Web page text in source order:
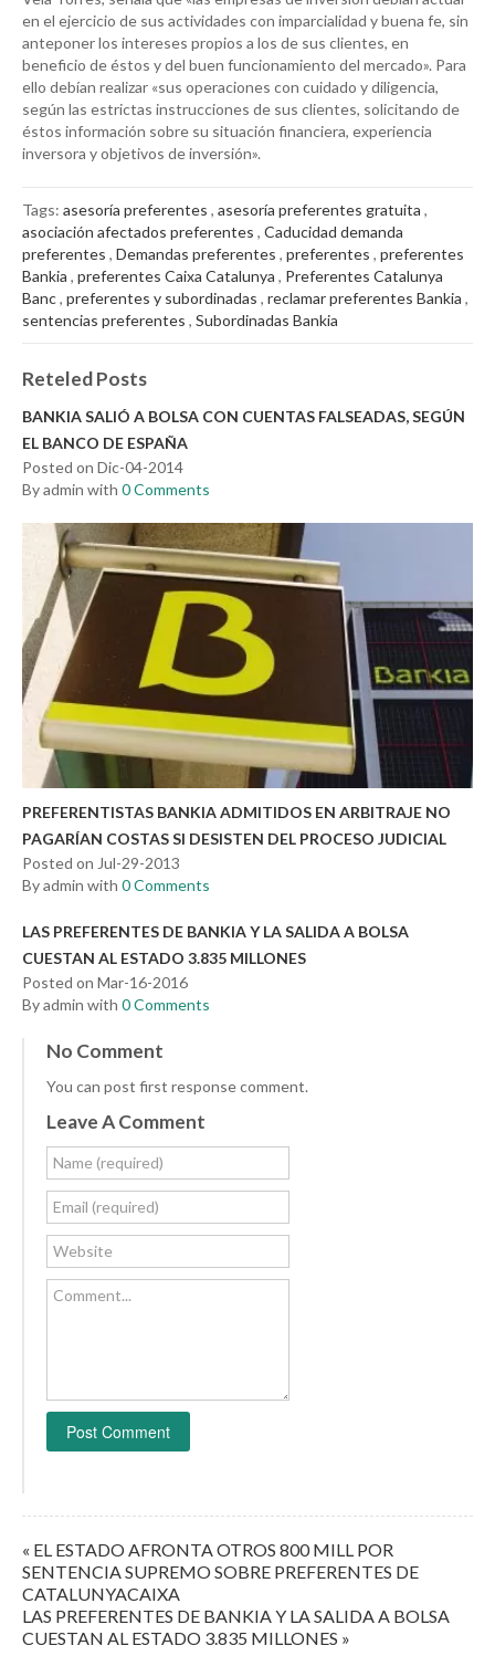
en el ejercicio de sus actividades con imparcialidad y buena fe, sin
anteponer los intereses propios a los de sus clientes, en
beneficio de éstos y del buen funcionamiento del mercado». Para
ello debían realizar «sus operaciones con cuidado y diligencia,
según las estrictas instrucciones de sus clientes, solicitando de
éstos información sobre su situación financiera, experiencia
inversora y objetivos de inversión».
Tags: asesoría preferentes , asesoría preferentes gratuita ,
asociación afectados preferentes , Caducidad demanda
preferentes , Demandas preferentes , preferentes , preferentes
Bankia , preferentes Caixa Catalunya , Preferentes Catalunya
Banc, preferentes y subordinadas , reclamar preferentes Bankia ,
sentencias preferentes , Subordinadas Bankia
Reteled Posts
BANKIA SALIÓ A BOLSA CON CUENTAS FALSEADAS, SEGÚN
EL BANCO DE ESPAÑA
Posted on Dic-04-2014
By admin with 0 Comments
PREFERENTISTAS BANKIA ADMITIDOS EN ARBITRAJE NO
PAGARÍAN COSTAS SI DESISTEN DEL PROCESO JUDICIAL
Posted on Jul-29-2013
By admin with 0 Comments
LAS PREFERENTES DE BANKIA Y LA SALIDA A BOLSA
CUESTAN AL ESTADO 3.835 MILLONES
Posted on Mar-16-2016
By admin with 0 Comments
No Comment
You can post first response comment.
Leave A Comment
Name (required)
Email (required)
Website
Comment...
« EL ESTADO AFRONTA OTROS 800 MILL POR
SENTENCIA SUPREMO SOBRE PREFERENTES DE
CATALUNYACAIXA
LAS PREFERENTES DE BANKIA Y LA SALIDA A BOLSA
CUESTAN AL ESTADO 3.835 MILLONES »